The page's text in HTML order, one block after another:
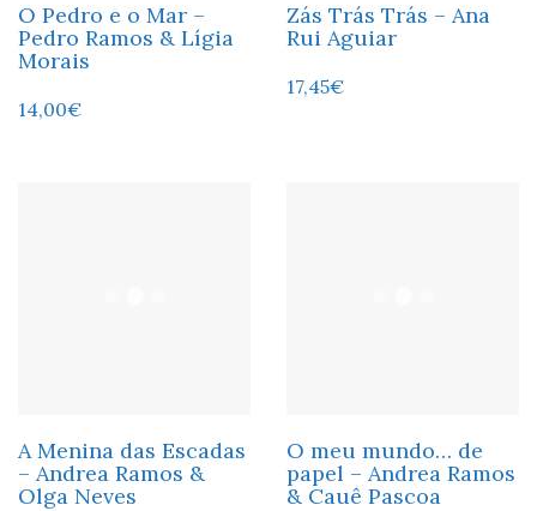
O Pedro e o Mar –
Pedro Ramos & Lígia
Morais
14,00€
Zás Trás Trás – Ana
Rui Aguiar
17,45€
A Menina das Escadas
– Andrea Ramos &
Olga Neves
O meu mundo… de
papel – Andrea Ramos
& Cauê Pascoa